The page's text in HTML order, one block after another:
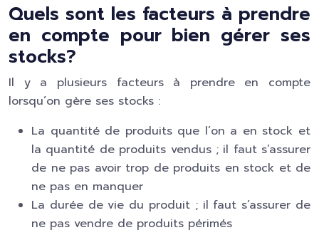
Quels sont les facteurs à prendre
en compte pour bien gérer ses
stocks?
Il y a plusieurs facteurs à prendre en compte
lorsqu’on gère ses stocks :
La quantité de produits que l’on a en stock et
la quantité de produits vendus ; il faut s’assurer
de ne pas avoir trop de produits en stock et de
ne pas en manquer
La durée de vie du produit ; il faut s’assurer de
ne pas vendre de produits périmés